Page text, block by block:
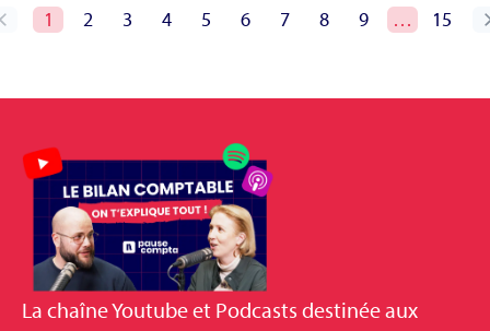
1 2 3 4 5 6 7 8 9 … 15
La chaîne Youtube et Podcasts destinée aux